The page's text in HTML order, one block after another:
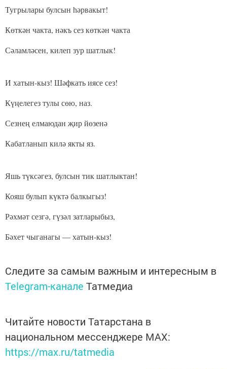
Тугрылары булсын һәрвакыт!
Көткән чакта, нәкъ сез көткән чакта
Сәламләсен, килеп зур шатлык!
И хатын-кыз! Шәфкать иясе сез!
Күңелегез тулы сөю, наз.
Сезнең елмаюдан җир йөзенә
Кабатланып килә якты яз.
Яшь түксәгез, булсын тик шатлыктан!
Кояш булып күктә балкыгыз!
Рәхмәт сезгә, гүзәл затларыбыз,
Бәхет чыганагы — хатын-кыз!
Следите за самым важным и интересным в
Telegram-канале Татмедиа
Читайте новости Татарстана в
национальном мессенджере MАХ:
https://max.ru/tatmedia